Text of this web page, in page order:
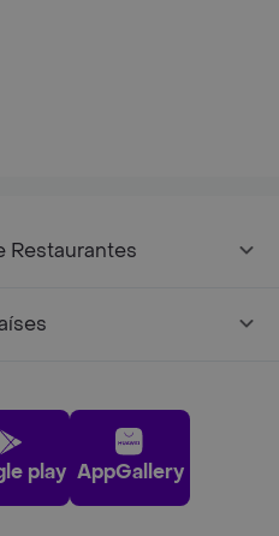
Restaurantes
play AppGallery